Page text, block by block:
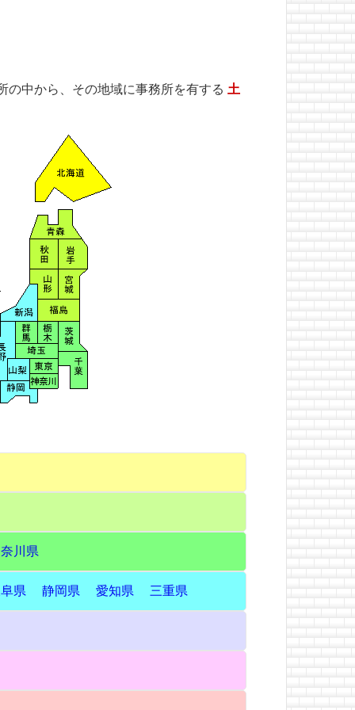
の中から、その地域に事務所を有する 土
川県
県 静岡県 愛知県 三重県